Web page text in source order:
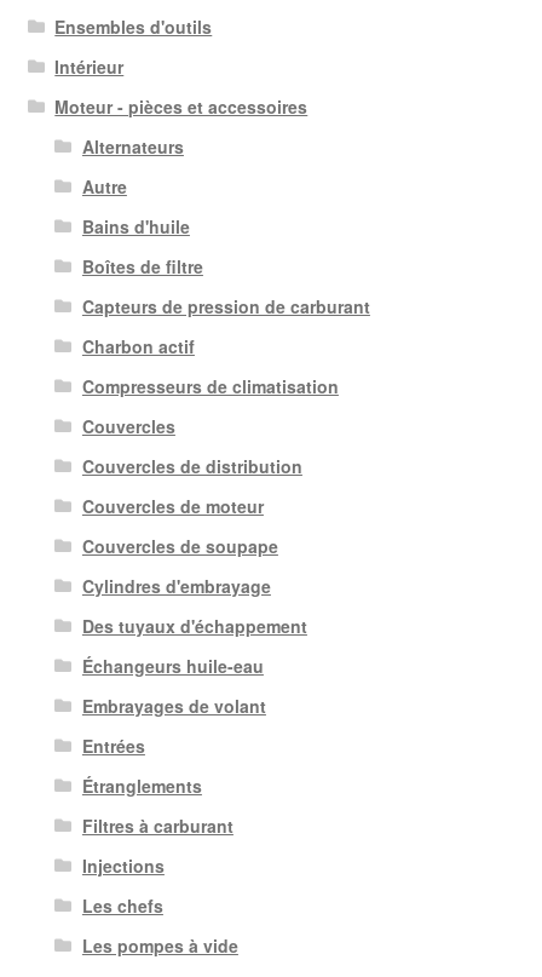
Ensembles d'outils
Intérieur
Moteur - pièces et accessoires
Alternateurs
Autre
Bains d'huile
Boîtes de filtre
Capteurs de pression de carburant
Charbon actif
Compresseurs de climatisation
Couvercles
Couvercles de distribution
Couvercles de moteur
Couvercles de soupape
Cylindres d'embrayage
Des tuyaux d'échappement
Échangeurs huile-eau
Embrayages de volant
Entrées
Étranglements
Filtres à carburant
Injections
Les chefs
Les pompes à vide